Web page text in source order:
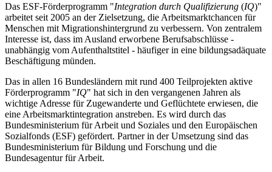
Das ESF-Förderprogramm "Integration durch Qualifizierung (IQ)"
arbeitet seit 2005 an der Zielsetzung, die Arbeitsmarktchancen für
Menschen mit Migrationshintergrund zu verbessern. Von zentralem
Interesse ist, dass im Ausland erworbene Berufsabschlüsse -
unabhängig vom Aufenthaltstitel - häufiger in eine bildungsadäquate
Beschäftigung münden.
Das in allen 16 Bundesländern mit rund 400 Teilprojekten aktive
Förderprogramm "IQ" hat sich in den vergangenen Jahren als
wichtige Adresse für Zugewanderte und Geflüchtete erwiesen, die
eine Arbeitsmarktintegration anstreben. Es wird durch das
Bundesministerium für Arbeit und Soziales und den Europäischen
Sozialfonds (ESF) gefördert. Partner in der Umsetzung sind das
Bundesministerium für Bildung und Forschung und die
Bundesagentur für Arbeit.